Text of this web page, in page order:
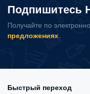
Handheld
Vacuum
Cleaner
(HD-
Подпишитесь
Получайте по
предложениях.
Быстрый переход